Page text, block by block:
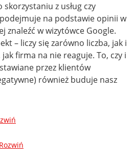
z usług czy
na podstawie opinii w
znaleźć w wizytówce Google.
– liczy się zarówno liczba, jak i
firma na nie reaguje. To, czy i
przez klientów
również buduje nasz
Rozwiń